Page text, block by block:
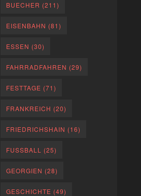
BUECHER (211)
EISENBAHN (81)
ESSEN (30)
FAHRRADFAHREN (29)
FESTTAGE (71)
FRANKREICH (20)
FRIEDRICHSHAIN (16)
FUSSBALL (25)
GEORGIEN (28)
GESCHICHTE (49)